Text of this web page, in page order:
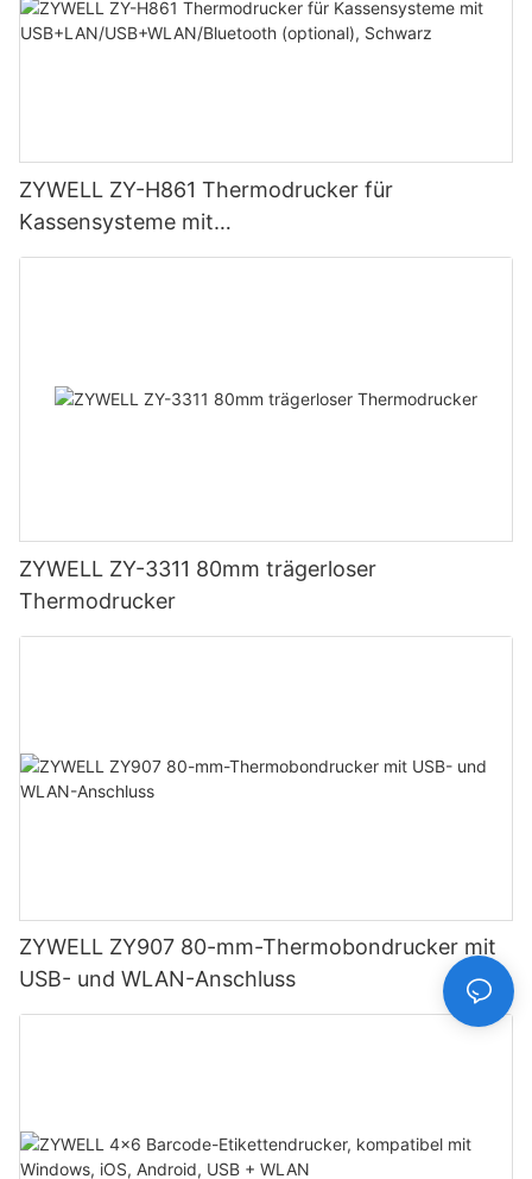
ZYWELL ZY-H861 Thermodrucker für
Kassensysteme mit
USB+LAN/USB+WLAN/Bluetooth (optional),
ZYWELL ZY-3311 80mm trägerloser
Thermodrucker
ZYWELL ZY907 80-mm-Thermobondrucker mit
USB- und WLAN-Anschluss